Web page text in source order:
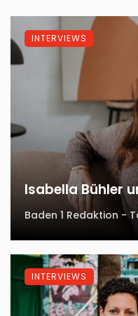
Isabella Bühler
Baden 1 Redaktion -
INTERVIEWS
INTERVIEWS